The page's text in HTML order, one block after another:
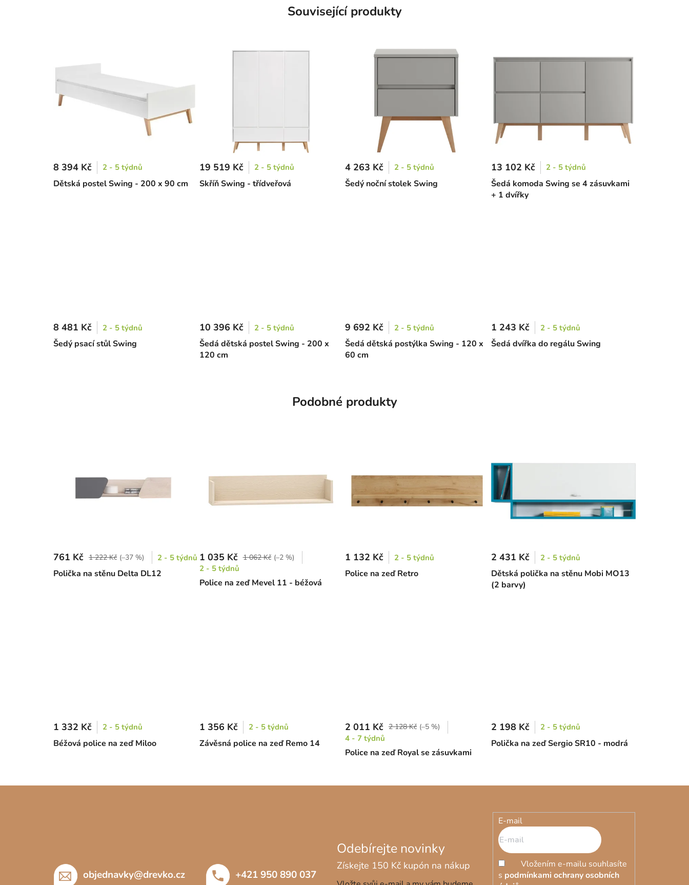
Související produkty
Dětská postel Swing - 200 x 90 cm
8 394 Kč 2 - 5 týdnů
Skříň Swing - třídveřová
19 519 Kč 2 - 5 týdnů
Šedý noční stolek Swing
4 263 Kč 2 - 5 týdnů
Šedá komoda Swing se 4 zásuvkami
+ 1 dvířky
13 102 Kč 2 - 5 týdnů
Šedý psací stůl Swing
8 481 Kč 2 - 5 týdnů
Šedá dětská postel Swing - 200 x
120 cm
10 396 Kč 2 - 5 týdnů
Šedá dětská postýlka Swing - 120 x
60 cm
9 692 Kč 2 - 5 týdnů
Šedá dvířka do regálu Swing
1 243 Kč 2 - 5 týdnů
Podobné produkty
Polička na stěnu Delta DL12
761 Kč 1 222 Kč (–37 %) 2 - 5 týdnů
Police na zeď Mevel 11 - béžová
1 035 Kč 1 062 Kč (–2 %)
2 - 5 týdnů Police na zeď Retro
1 132 Kč 2 - 5 týdnů
Dětská polička na stěnu Mobi MO13
(2 barvy)
2 431 Kč 2 - 5 týdnů
Béžová police na zeď Miloo
1 332 Kč 2 - 5 týdnů
Závěsná police na zeď Remo 14
1 356 Kč 2 - 5 týdnů
Police na zeď Royal se zásuvkami
2 011 Kč 2 128 Kč (–5 %)
4 - 7 týdnů Polička na zeď Sergio SR10 - modrá
2 198 Kč 2 - 5 týdnů
objednavky@drevko.cz +421 950 890 037
E-mail
Vložením e-mailu souhlasíte
s podmínkami ochrany osobních